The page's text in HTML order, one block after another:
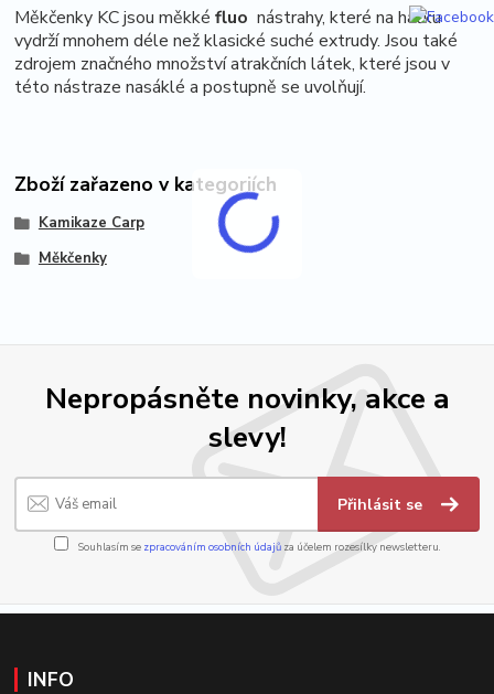
Měkčenky KC jsou měkkéfluo nástrahy, které na háčku
vydrží mnohem déle než klasické suché extrudy. Jsou také
zdrojem značného množství atrakčních látek, které jsou v
této nástraze nasáklé a postupně se uvolňují.
Zboží zařazeno v kategoriích
Kamikaze Carp
Měkčenky
Nepropásněte novinky, akce a
slevy!
Přihlásit se
Souhlasím se zpracováním osobních údajůza účelem rozesílky newsletteru.
INFO